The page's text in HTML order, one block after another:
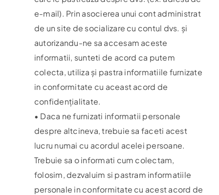
e-mail). Prin asocierea unui cont administrat
de un site de socializare cu contul dvs. și
autorizandu-ne sa accesam aceste
informatii, sunteti de acord ca putem
colecta, utiliza și pastra informatiile furnizate
in conformitate cu aceast acord de
confidențialitate.
• Daca ne furnizati informatii personale
despre altcineva, trebuie sa faceti acest
lucru numai cu acordul acelei persoane.
Trebuie sa o informati cum colectam,
folosim, dezvaluim si pastram informatiile
personale in conformitate cu acest acord de